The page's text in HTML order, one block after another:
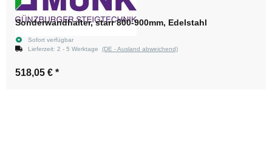
Sonderwandhalter, starr 800-900mm, Edelstahl
Sofort verfügbar
Lieferzeit: 2 - 5 Werktage (DE - Ausland abweichend)
518,05 € *